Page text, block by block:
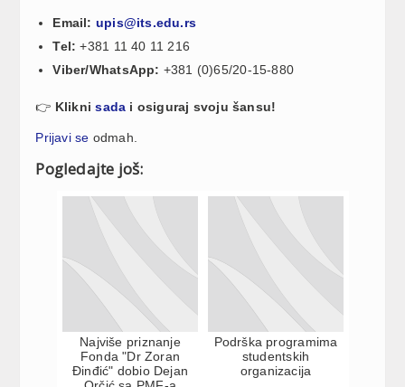
Email: upis@its.edu.rs
Tel: +381 11 40 11 216
Viber/WhatsApp: +381 (0)65/20-15-880
👉 Kliknisada i osiguraj svoju šansu!
Prijavi se odmah.
Pogledajte još:
Najviše priznanje
Fonda "Dr Zoran
Đinđić" dobio Dejan
Podrška programima
studentskih
organizacija